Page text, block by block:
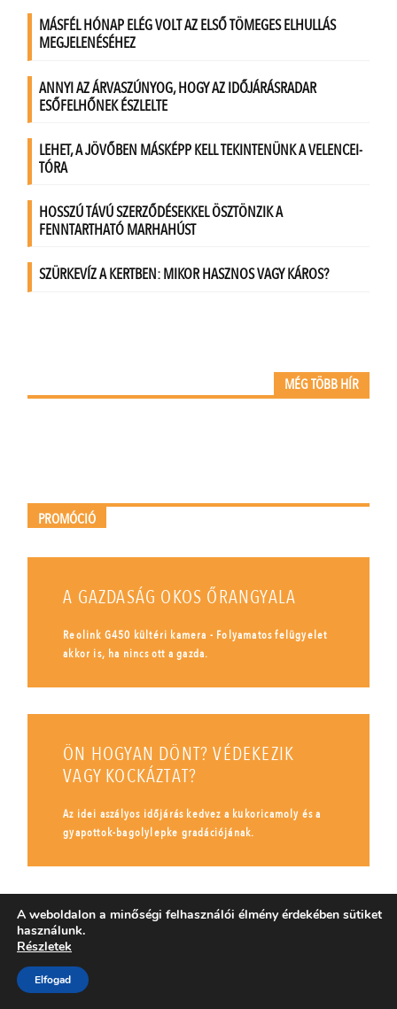
MÉG TÖBB HÍR
PROMÓCIÓ
A GAZDASÁG OKOS ŐRANGYALA
Reolink G450 kültéri kamera - Folyamatos felügyelet
akkor is, ha nincs ott a gazda.
ÖN HOGYAN DÖNT? VÉDEKEZIK
VAGY KOCKÁZTAT?
Az idei aszályos időjárás kedvez a kukoricamoly és a
gyapottok-bagolylepke gradációjának.
KÖVETKEZETES TECHNOLÓGIA ÉS JÓ
IDŐZÍTÉS - MI A TITKA 4,84 TONNÁS
REPCEÁTLAGNAK?
A weboldalon a minőségi felhasználói élmény érdekében sütiket
használunk.
Részletek
Elfogad